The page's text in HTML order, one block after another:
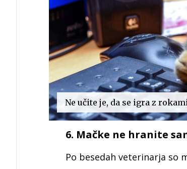
Ne učite je, da se igra z
6. Mačke ne hranite
Po besedah veterinarja so